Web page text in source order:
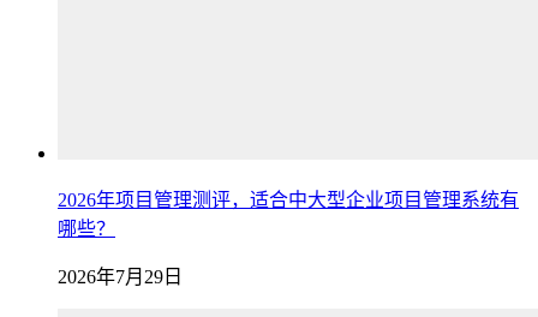
2026年项目管理测评，适合中大型企业项目管理系统有
哪些？
2026年7月29日